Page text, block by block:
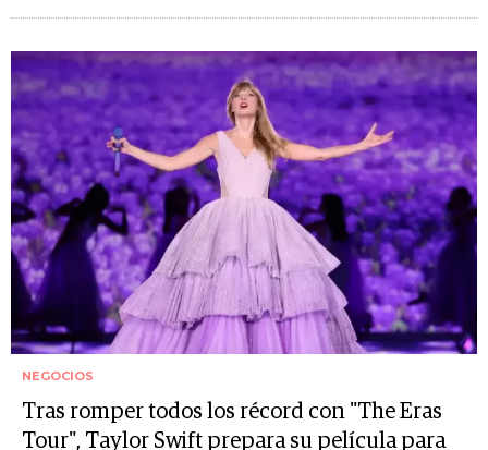
NEGOCIOS
Tras romper todos los récord con "The Eras
Tour", Taylor Swift prepara su película para